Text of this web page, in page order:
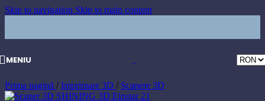
Skip to navigation Skip to main content
MENIU
Prima pagină / Imprimare 3D / Scanere 3D